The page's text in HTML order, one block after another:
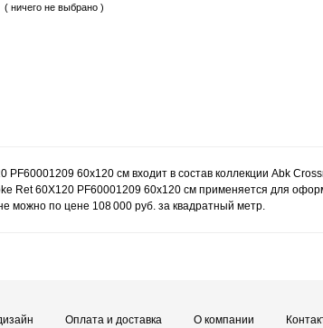
( ничего не выбрано )
PF60001209 60x120 см входит в состав коллекции Abk
Ret 60Х120 PF60001209 60x120 см применяется для
можно по цене 108 000 руб. за квадратный метр.
Оплата и доставка О компании